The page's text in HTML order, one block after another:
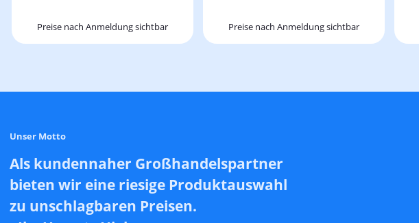
Preise nach Anmeldung sichtbar Preise nach Anmeldung sichtbar
Unser Motto
Als kundennaher Großhandelspartner
bieten wir eine riesige Produktauswahl
zu unschlagbaren Preisen.